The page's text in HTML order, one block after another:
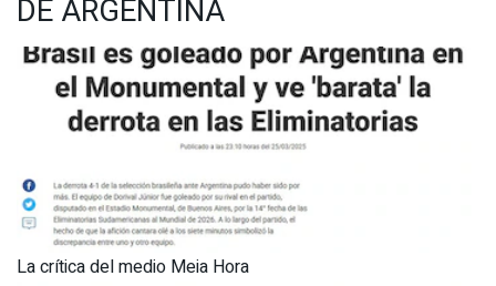
DE ARGENTINA
La crítica del medio Meia Hora